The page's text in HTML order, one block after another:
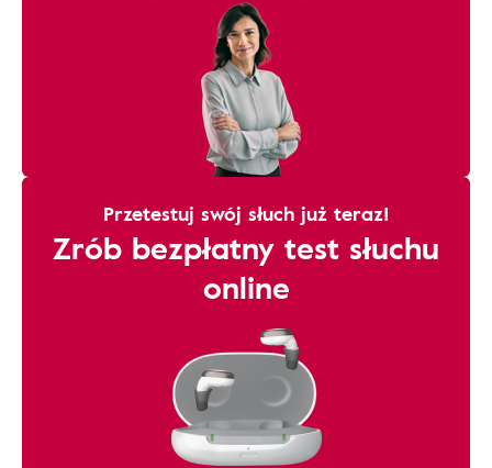
Przetestuj swój słuch już teraz!
Zrób bezpłatny test słuchu
online